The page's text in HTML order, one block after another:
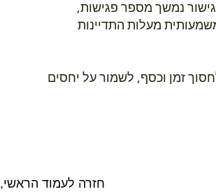
נמשך מספר פגישות,
מעלות התדיינות
זמן וכסף, לשמור על יחסים
חזרה לעמוד הראשי,